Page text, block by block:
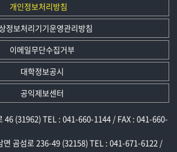
개인정보처리방침
정보처리기기운영관리방침
이메일무단수집거부
대학정보공시
공익제보센터
46 (31962) TEL : 041-660-1144 / FAX : 041-660-
면 곰섬로 236-49 (32158) TEL : 041-671-6122 /